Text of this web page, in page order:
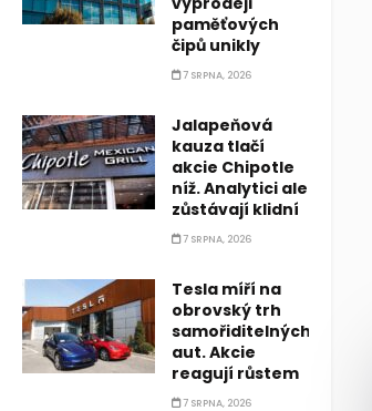
paměťových
čipů unikly
7 SRPNA, 2026
Jalapeňová
kauza tlačí
akcie Chipotle
níž. Analytici ale
zůstávají klidní
7 SRPNA, 2026
Tesla míří na
obrovský trh
samořiditelných
aut. Akcie
reagují růstem
7 SRPNA, 2026